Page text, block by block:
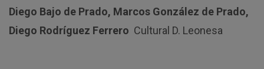
Diego Bajo de Prado, Marcos González de Prado,
Diego Rodríguez Ferrero Cultural D. Leonesa